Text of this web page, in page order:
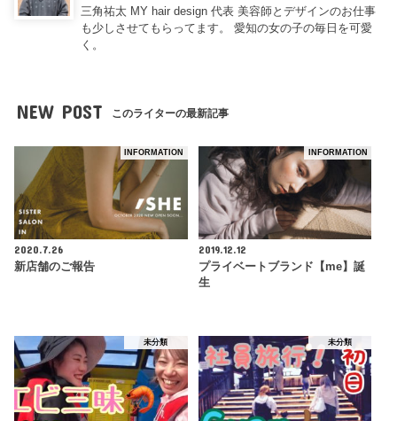
三角祐太 MY hair design 代表 美容師とデザインのお仕事
も少しさせてもらってます。 愛知の女の子の毎日を可愛
く。
NEW POST このライターの最新記事
INFORMATION
2020.7.26
新店舗のご報告
INFORMATION
2019.12.12
プライベートブランド【me】誕
生
未分類 未分類